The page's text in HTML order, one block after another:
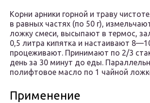
Корни арники горной и траву
в равных частях (по 50 г),
ложку смеси, высыпают в термос,
0,5 литра кипятка и настаивают
процеживают. Принимают по 2/3
день за 30 минут до еды.
полифтовое масло по 1 чайной
Применение